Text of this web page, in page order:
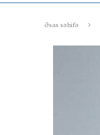
Əsas səhifə